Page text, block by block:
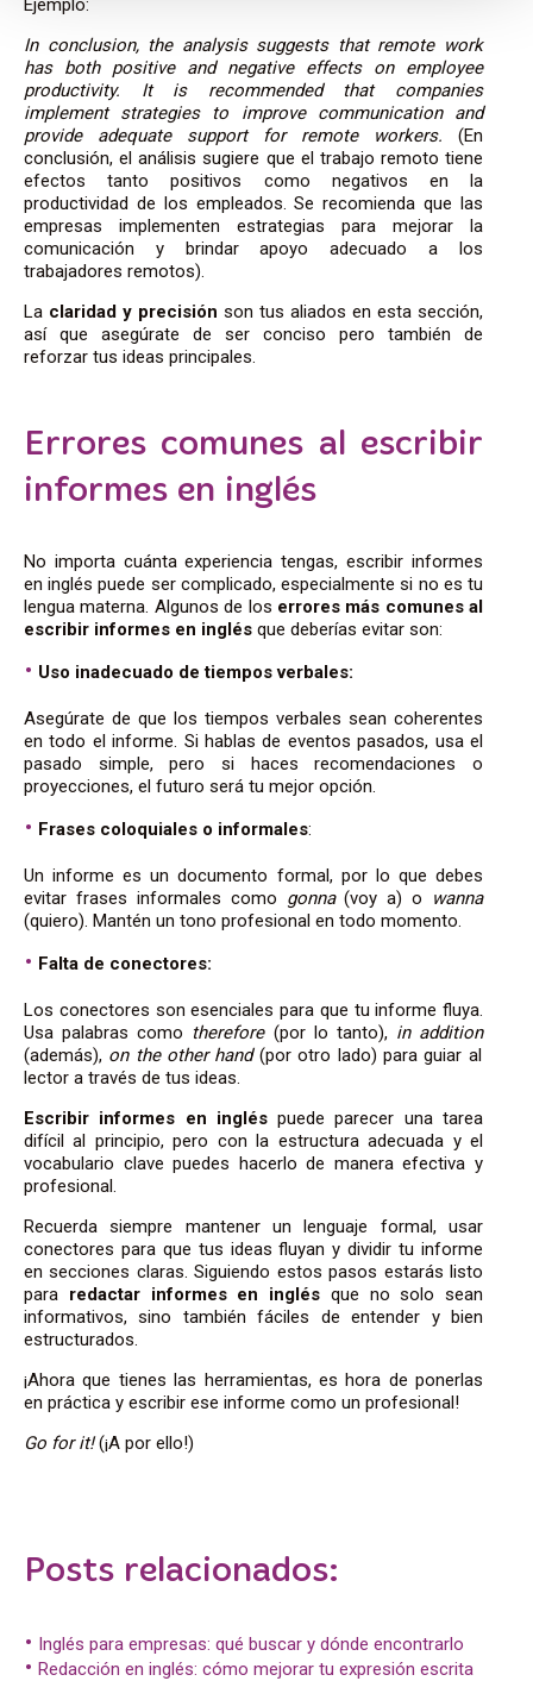
In conclusion, the analysis suggests that remote work
has both positive and negative effects on employee
productivity. It is recommended that companies
implement strategies to improve communication and
provide adequate support for remote workers. (En
conclusión, el análisis sugiere que el trabajo remoto tiene
efectos tanto positivos como negativos en la
productividad de los empleados. Se recomienda que las
empresas implementen estrategias para mejorar la
comunicación y brindar apoyo adecuado a los
trabajadores remotos).
La claridad y precisión son tus aliados en esta sección,
así que asegúrate de ser conciso pero también de
reforzar tus ideas principales.
Errores comunes al escribir
informes en inglés
No importa cuánta experiencia tengas, escribir informes
en inglés puede ser complicado, especialmente si no es tu
lengua materna. Algunos de los errores más comunes al
escribir informes en inglés que deberías evitar son:
Uso inadecuado de tiempos verbales:
Asegúrate de que los tiempos verbales sean coherentes
en todo el informe. Si hablas de eventos pasados, usa el
pasado simple, pero si haces recomendaciones o
proyecciones, el futuro será tu mejor opción.
Frases coloquiales o informales:
Un informe es un documento formal, por lo que debes
evitar frases informales como gonna(voy a) o
wanna
(quiero). Mantén un tono profesional en todo momento.
Falta de conectores:
Los conectores son esenciales para que tu informe fluya.
Usa palabras como therefore(por lo tanto), in addition
(además), on the other hand (por otro lado) para guiar al
lector a través de tus ideas.
Escribir informes en ingléspuede parecer una tarea
difícil al principio, pero con la estructura adecuada y el
vocabulario clave puedes hacerlo de manera efectiva y
profesional.
Recuerda siempre mantener un lenguaje formal, usar
conectores para que tus ideas fluyan y dividir tu informe
en secciones claras. Siguiendo estos pasos estarás listo
para redactar informes en inglés que no solo sean
informativos, sino también fáciles de entender y bien
estructurados.
¡Ahora que tienes las herramientas, es hora de ponerlas
en práctica y escribir ese informe como un profesional!
Go for it!(¡A por ello!)
Posts relacionados:
Inglés para empresas: qué buscar y dónde encontrarlo
Redacción en inglés: cómo mejorar tu expresión escrita